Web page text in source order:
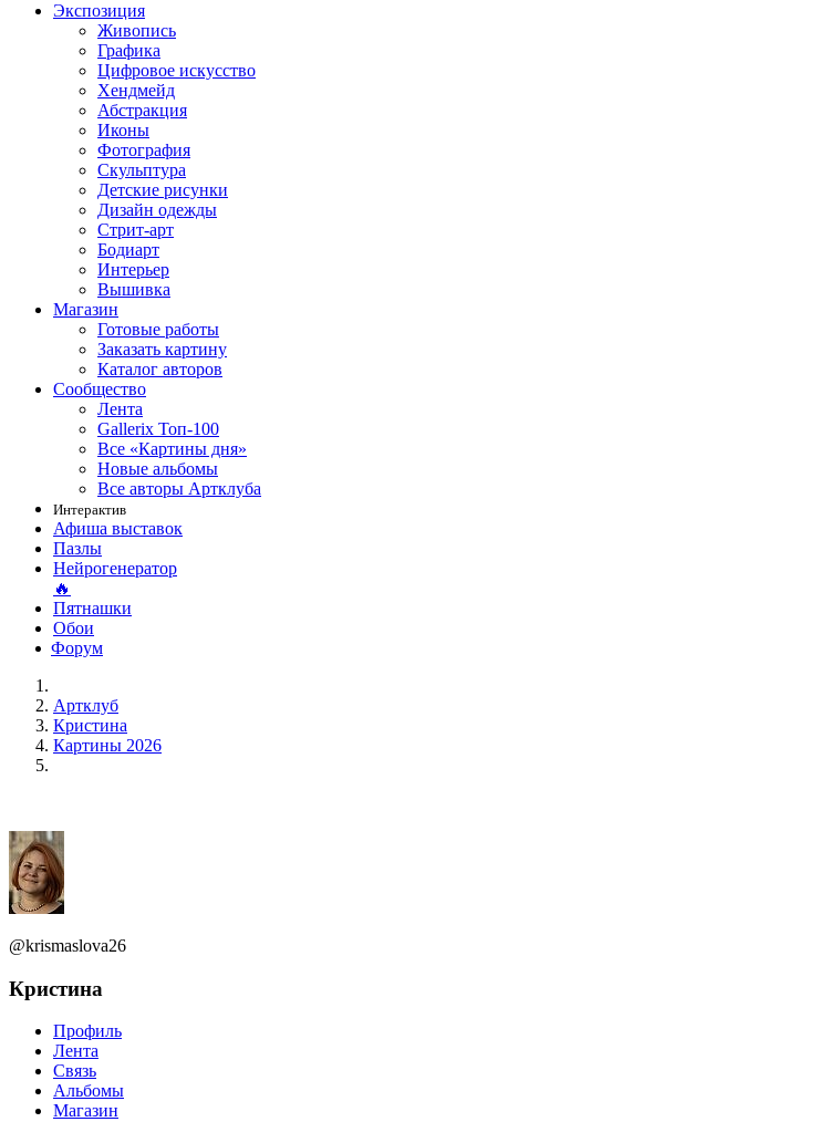
Экспозиция
Живопись
Графика
Цифровое искусство
Хендмейд
Абстракция
Иконы
Фотография
Скульптура
Детские рисунки
Дизайн одежды
Стрит-арт
Бодиарт
Интерьер
Вышивка
Магазин
Готовые работы
Заказать картину
Каталог авторов
Сообщество
Лента
Gallerix Топ-100
Все «Картины дня»
Новые альбомы
Все авторы Артклуба
Интерактив
Афиша выставок
Пазлы
Нейрогенератор
🔥
Пятнашки
Обои
Форум
Артклуб
Кристина
Картины 2026
@krismaslova26
Кристина
Профиль
Лента
Связь
Альбомы
Магазин